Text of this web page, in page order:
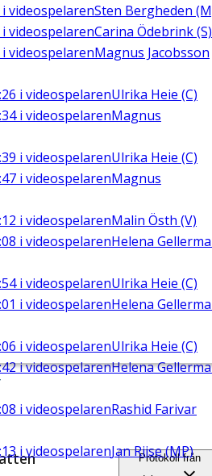
i videospelarenSten Bergheden
i videospelarenCarina Ödebrink (S)
i videospelarenMagnus Jacobsson
i videospelarenUlrika Heie (C)
i videospelarenMagnus
i videospelarenUlrika Heie (C)
i videospelarenMagnus
i videospelarenMalin Östh (V)
i videospelarenHelena
i videospelarenUlrika Heie (C)
i videospelarenHelena
i videospelarenUlrika Heie (C)
i videospelarenHelena
i videospelarenRashid Farivar
i videospelarenJan Riise (MP)
Protokoll från